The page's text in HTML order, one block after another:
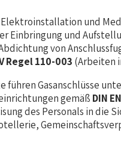
und
Einbringung und
von
Regel 110-003 (Arbeiten
Gasanschlüsse
gemäß DIN
des Personals in die